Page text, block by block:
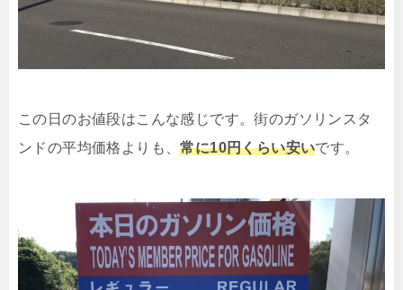
この日のお値段はこんな感じです。街のガソリンスタ
ンドの平均価格よりも、常に10円くらい安いです。